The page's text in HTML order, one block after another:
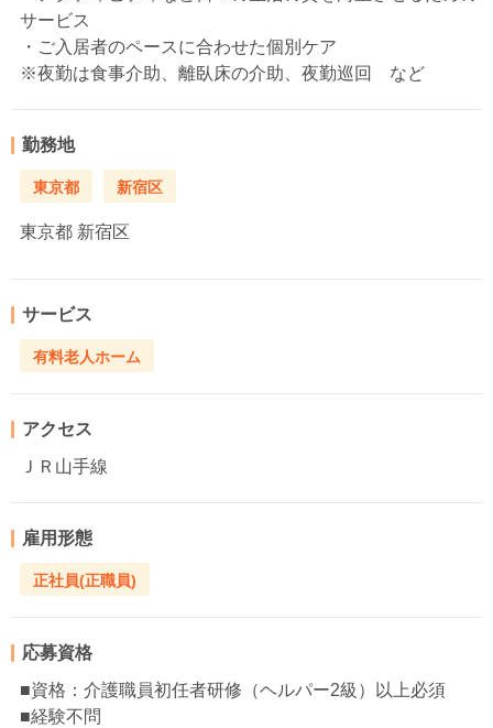
サービス
・ご入居者のペースに合わせた個別ケア
※夜勤は食事介助、離臥床の介助、夜勤巡回 など
勤務地
東京都 新宿区
東京都 新宿区
サービス
有料老人ホーム
アクセス
ＪＲ山手線
雇用形態
正社員(正職員)
応募資格
■資格：介護職員初任者研修（ヘルパー2級）以上必須
■経験不問